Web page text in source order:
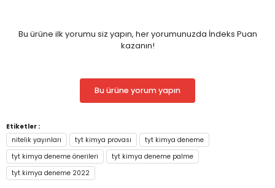
Bu ürüne ilk yorumu siz yapın, her yorumunuzda İndeks Puan
kazanın!
Bu ürüne yorum yapın
Etiketler :
nitelik yayınları
tyt kimya provası
tyt kimya deneme
tyt kimya deneme önerileri
tyt kimya deneme palme
tyt kimya deneme 2022